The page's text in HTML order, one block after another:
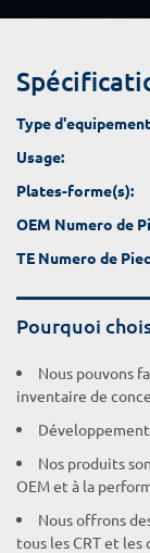
Type
Usage:
Plates-forme(s):
OEM Numero de
TE Numero de
Pourquoi
Nous pouvons
inventaire de
Nos produits
OEM et à la
Nous offrons
tous les CRT et les